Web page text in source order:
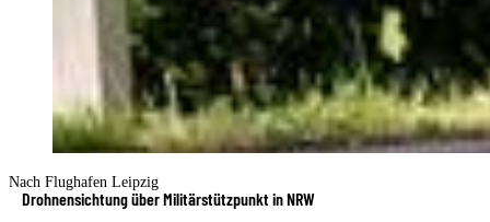
Nach Flughafen Leipzig
Drohnensichtung über Militärstützpunkt in NRW